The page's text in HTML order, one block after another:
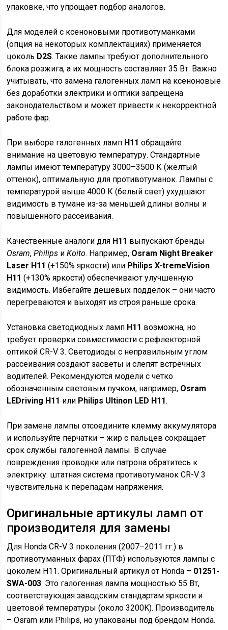
упаковке, что упрощает подбор аналогов.
Для моделей с ксеноновыми противотуманками
(опция на некоторых комплектациях) применяется
цоколь D2S. Такие лампы требуют дополнительного
блока розжига, а их мощность составляет 35 Вт. Важно
учитывать, что замена галогенных ламп на ксеноновые
без доработки электрики и оптики запрещена
законодательством и может привести к некорректной
работе фар.
При выборе галогенных ламп H11 обращайте
внимание на цветовую температуру. Стандартные
лампы имеют температуру 3000–3500 К (желтый
оттенок), оптимальную для противотуманок. Лампы с
температурой выше 4000 К (белый свет) ухудшают
видимость в тумане из-за меньшей длины волны и
повышенного рассеивания.
Качественные аналоги для H11 выпускают бренды
Osram,Philips иKoito. Например, Osram Night Breaker
Laser H11 (+150% яркости) или Philips X-tremeVision
H11 (+130% яркости) обеспечивают улучшенную
видимость. Избегайте дешевых подделок – они часто
перегреваются и выходят из строя раньше срока.
Установка светодиодных ламп H11 возможна, но
требует проверки совместимости с рефлекторной
оптикой CR-V 3. Светодиоды с неправильным углом
рассеивания создают засветы и слепят встречных
водителей. Рекомендуются модели с четко
обозначенным световым пучком, например, Osram
LEDriving H11 или Philips Ultinon LED H11.
При замене лампы отсоедините клемму аккумулятора
и используйте перчатки – жир с пальцев сокращает
срок службы галогенной лампы. В случае
повреждения проводки или патрона обратитесь к
электрику: штатная система противотуманок CR-V 3
чувствительна к перепадам напряжения.
Оригинальные артикулы ламп от
производителя для замены
Для Honda CR-V 3 поколения (2007–2011 гг.) в
противотуманных фарах (ПТФ) используются лампы с
цоколем H11. Оригинальный артикул от Honda – 01251-
SWA-003. Это галогенная лампа мощностью 55 Вт,
соответствующая заводским стандартам яркости и
цветовой температуры (около 3200K). Производитель
– Osram или Philips, но упакованы под брендом Honda.